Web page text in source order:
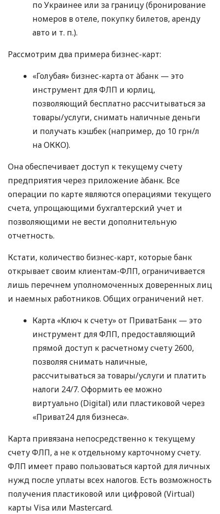
по Украинее или за границу (бронирование
номеров в отеле, покупку билетов, аренду
авто и т. п.).
Рассмотрим два примера бизнес-карт:
«Голубая» бизнес-карта от àбанк — это
инструмент для ФЛП и юрлиц,
позволяющий бесплатно рассчитываться за
товары/услуги, снимать наличные деньги
и получать кэшбек (например, до 10 грн/л
на ОККО).
Она обеспечивает доступ к текущему счету
предприятия через приложение àбанк. Все
операции по карте являются операциями текущего
счета, упрощающими бухгалтерский учет и
позволяющими не вести дополнительную
отчетность.
Кстати, количество бизнес-карт, которые банк
открывает своим клиентам-ФЛП, ограничивается
лишь перечнем уполномоченных доверенных лиц
и наемных работников. Общих ограничений нет.
Карта «Ключ к счету» от ПриватБанк — это
инструмент для ФЛП, предоставляющий
прямой доступ к расчетному счету 2600,
позволяя снимать наличные,
рассчитываться за товары/услуги и платить
налоги 24/7. Оформить ее можно
виртуально (Digital) или пластиковой через
«Приват24 для бизнеса».
Карта привязана непосредственно к текущему
счету ФЛП, а не к отдельному карточному счету.
ФЛП имеет право пользоваться картой для личных
нужд после уплаты всех налогов. Есть возможность
получения пластиковой или цифровой (Virtual)
карты Visa или Mastercard.